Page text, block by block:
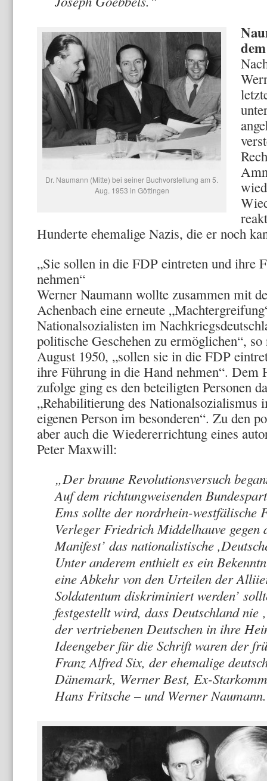
Dr. Naumann (Mitte) bei seiner Buchvorstellung am 5.
Aug. 1953 in Göttingen
Hunderte ehemalige Nazis, die er noch
„Sie sollen in die FDP eintreten und ihre
nehmen“
Werner Naumann wollte zusammen mit
Achenbach eine erneute
Nationalsozialisten im
politische Geschehen zu ermöglichen“,
August 1950, „sollen sie in die FDP
ihre Führung in die Hand nehmen“.
zufolge ging es den beteiligten Personen
„Rehabilitierung des Nationalsozialismus
eigenen Person im besonderen“. Zu den
aber auch die Wiedererrichtung eines
Peter Maxwill:
„Der braune Revolutionsversuch
Auf dem richtungweisenden
Ems sollte der nordrhein-westfälische
Verleger Friedrich Middelhauve gegen
Manifest’ das nationalistische
Unter anderem enthielt es ein
eine Abkehr von den Urteilen der
Soldatentum diskriminiert werden’
festgestellt wird, dass Deutschland nie
der vertriebenen Deutschen in ihre
Ideengeber für die Schrift waren der
Franz Alfred Six, der ehemalige
Dänemark, Werner Best, Ex-
Hans Fritsche – und Werner